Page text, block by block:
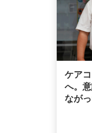
ケア
へ。
なが